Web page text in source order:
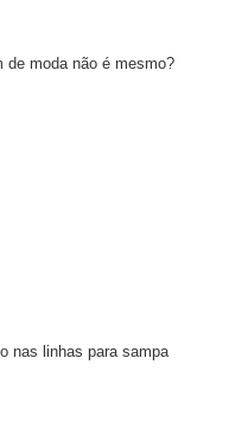
de moda não é mesmo?
nas linhas para sampa